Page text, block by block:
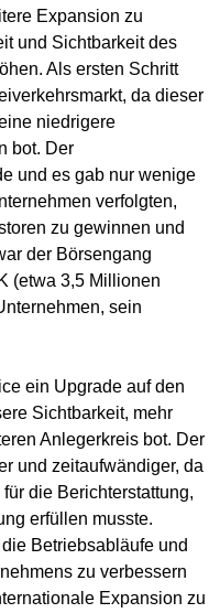
Expansion zu
und Sichtbarkeit des
Als ersten Schritt
da dieser
niedrigere
bot. Der
und es gab nur wenige
verfolgten,
zu gewinnen und
der Börsengang
(etwa 3,5 Millionen
sein
ein Upgrade auf den
Sichtbarkeit, mehr
Anlegerkreis bot. Der
und zeitaufwändiger, da
die Berichterstattung,
erfüllen musste.
Betriebsabläufe und
zu verbessern
Expansion zu